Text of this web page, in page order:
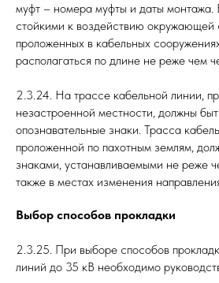
муфт – номера муфты и даты монтажа.
стойкими к воздействию окружающей
проложенных в кабельных
располагаться по длине не реже чем
2.3.24. На трассе кабельной линии,
незастроенной местности, должны
опознавательные знаки. Трасса
проложенной по пахотным землям,
знаками, устанавливаемыми не реже
также в местах изменения
Выбор способов прокладки
2.3.25. При выборе способов
линий до 35 кВ необходимо